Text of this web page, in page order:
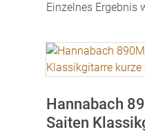
Einzelnes Ergebnis
Hannabach
Saiten